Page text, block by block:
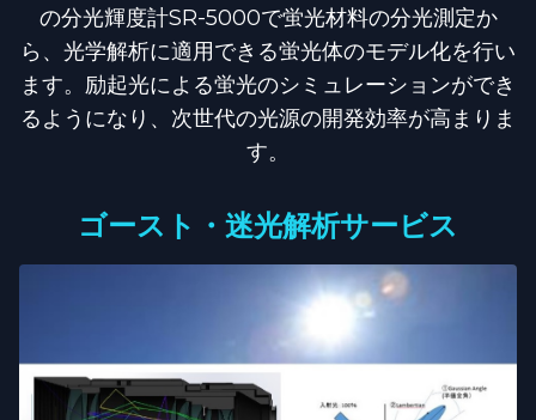
の分光輝度計SR-5000で蛍光材料の分光測定か
ら、光学解析に適用できる蛍光体のモデル化を行い
ます。励起光による蛍光のシミュレーションができ
るようになり、次世代の光源の開発効率が高まりま
す。
ゴースト・迷光解析サービス